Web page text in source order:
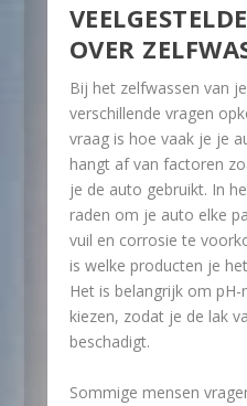
OVER
Bij het zelfwassen van
verschillende vragen
vraag is hoe vaak je je
hangt af van factoren
je de auto gebruikt. In
raden om je auto elke
vuil en corrosie te
is welke producten je
Het is belangrijk om
kiezen, zodat je de lak
beschadigt.
Sommige mensen